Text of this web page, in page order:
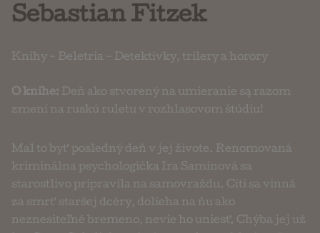
Sebastian Fitzek
Knihy - Beletria - Detektívky, trilery a horory
O knihe: Deň ako stvorený na umieranie są razom
zmení na ruskú ruletu v rozhlasovom štúdiu!
Mal to byť posledný deň v jej živote. Renomovaná
kriminálna psychologička Ira Saminová sa
starostlivo pripravila na samovraždu. Cíti sa vinná
za smrť staršej dcéry, dolieha na ňu ako
neznesiteľné bremeno, nevie ho uniesť. Chýba jej už